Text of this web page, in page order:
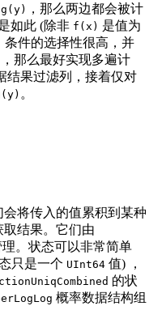
g(y)
，那么两边都会被计
如此 (除非 f(x) 是值为
条件的选择性很高，并
，那么最好实现多遍计
结果过滤列，接着仅对
。
将传入的值累积到某种
结果。它们由
理。状态可以非常简单
只是一个 UInt64 值) ，
的状
概率数据结构组